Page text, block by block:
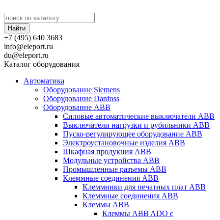
+7 (495) 640 3683
info@eleport.ru
du@eleport.ru
Каталог оборудования
Автоматика
Оборудование Siemens
Оборудование Danfoss
Оборудование ABB
Силовые автоматические выключатели ABB
Выключатели нагрузки и рубильники ABB
Пуско-регулирующее оборудование ABB
Электроустановочные изделия ABB
Шкафная продукция ABB
Модульные устройства ABB
Промышленные разъемы ABB
Клеммные соединения ABB
Клеммники для печатных плат ABB
Клеммные соединения ABB
Клеммы ABB
Клеммы ABB ADO с